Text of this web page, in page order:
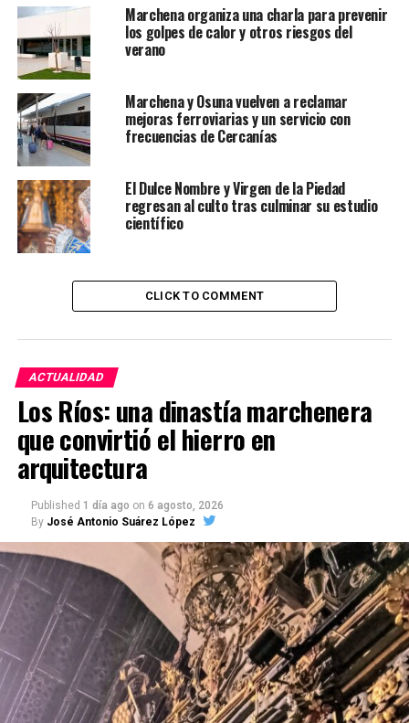
Marchena organiza una charla para prevenir
los golpes de calor y otros riesgos del
verano
Marchena y Osuna vuelven a reclamar
mejoras ferroviarias y un servicio con
frecuencias de Cercanías
El Dulce Nombre y Virgen de la Piedad
regresan al culto tras culminar su estudio
científico
CLICK TO COMMENT
ACTUALIDAD
Los Ríos: una dinastía marchenera
que convirtió el hierro en
arquitectura
Published 1 día ago on 6 agosto, 2026
By José Antonio Suárez López